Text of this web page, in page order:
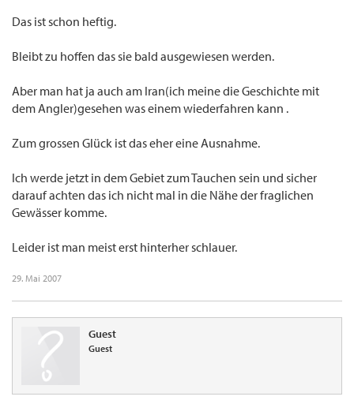
Das ist schon heftig.
Bleibt zu hoffen das sie bald ausgewiesen werden.
Aber man hat ja auch am Iran(ich meine die Geschichte mit
dem Angler)gesehen was einem wiederfahren kann .
Zum grossen Glück ist das eher eine Ausnahme.
Ich werde jetzt in dem Gebiet zum Tauchen sein und sicher
darauf achten das ich nicht mal in die Nähe der fraglichen
Gewässer komme.
Leider ist man meist erst hinterher schlauer.
29. Mai 2007
Guest
Guest